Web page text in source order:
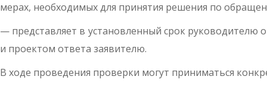
мерах, необходимых для принятия решения по
— представляет в установленный срок руководителю
и проектом ответа заявителю.
В ходе проведения проверки могут приниматься